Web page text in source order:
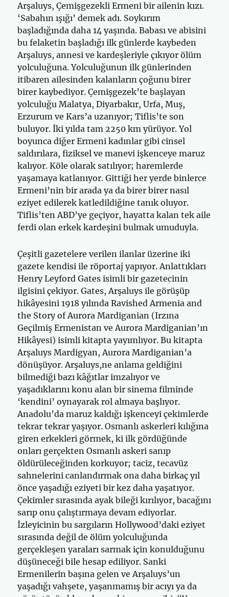
Arşaluys, Çemişgezekli Ermeni bir ailenin kızı.
‘Sabahın ışığı’ demek adı. Soykırım
başladığında daha 14 yaşında. Babası ve abisini
bu felaketin başladığı ilk günlerde kaybeden
Arşaluys, annesi ve kardeşleriyle çıkıyor ölüm
yolculuğuna. Yolculuğunun ilk günlerinden
itibaren ailesinden kalanların çoğunu birer
birer kaybediyor. Çemişgezek’te başlayan
yolculuğu Malatya, Diyarbakır, Urfa, Muş,
Erzurum ve Kars’a uzanıyor; Tiflis’te son
buluyor. İki yılda tam 2250 km yürüyor. Yol
boyunca diğer Ermeni kadınlar gibi cinsel
saldırılara, fiziksel ve manevi işkenceye maruz
kalıyor. Köle olarak satılıyor; haremlerde
yaşamaya katlanıyor. Gittiği her yerde binlerce
Ermeni’nin bir arada ya da birer birer nasıl
eziyet edilerek katledildiğine tanık oluyor.
Tiflis’ten ABD’ye geçiyor, hayatta kalan tek aile
ferdi olan erkek kardeşini bulmak umuduyla.
Çeşitli gazetelere verilen ilanlar üzerine iki
gazete kendisi ile röportaj yapıyor. Anlattıkları
Henry Leyford Gates isimli bir gazetecinin
ilgisini çekiyor. Gates, Arşaluys ile görüşüp
hikâyesini 1918 yılında Ravished Armenia and
the Story of Aurora Mardiganian (Irzına
Geçilmiş Ermenistan ve Aurora Mardiganian’ın
Hikâyesi) isimli kitapta yayımlıyor. Bu kitapta
Arşaluys Mardigyan, Aurora Mardiganian’a
dönüşüyor. Arşaluys,ne anlama geldiğini
bilmediği bazı kâğıtlar imzalıyor ve
yaşadıklarını konu alan bir sinema filminde
‘kendini’ oynayarak rol almaya başlıyor.
Anadolu’da maruz kaldığı işkenceyi çekimlerde
tekrar tekrar yaşıyor. Osmanlı askerleri kılığına
giren erkekleri görmek, ki ilk gördüğünde
onları gerçekten Osmanlı askeri sanıp
öldürüleceğinden korkuyor; taciz, tecavüz
sahnelerini canlandırmak ona daha birkaç yıl
önce yaşadığı eziyeti bir kez daha yaşatıyor.
Çekimler sırasında ayak bileği kırılıyor, bacağını
sarıp onu çalıştırmaya devam ediyorlar.
İzleyicinin bu sargıların Hollywood’daki eziyet
sırasında değil de ölüm yolculuğunda
gerçekleşen yaraları sarmak için konulduğunu
düşüneceği bile hesap ediliyor. Sanki
Ermenilerin başına gelen ve Arşaluys’un
yaşadığı vahşete, yaşanmamış bir acıyı ya da